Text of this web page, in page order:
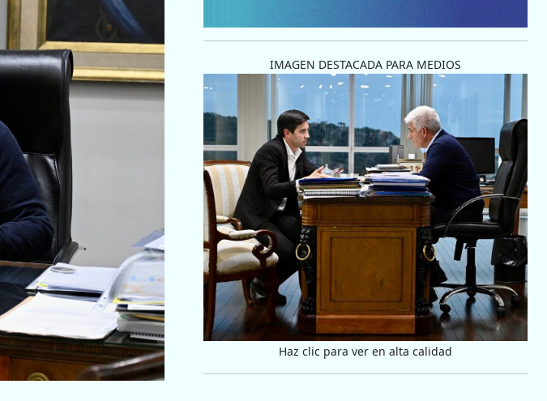
IMAGEN DESTACADA PARA MEDIOS
Haz clic para ver en alta calidad